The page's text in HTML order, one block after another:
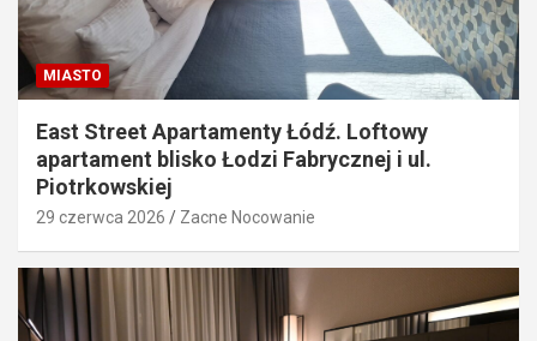
MIASTO
East Street Apartamenty Łódź. Loftowy
apartament blisko Łodzi Fabrycznej i ul.
Piotrkowskiej
29 czerwca 2026 Zacne Nocowanie